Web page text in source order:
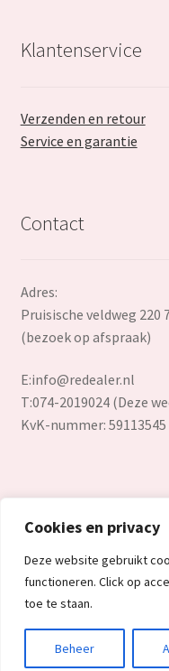
Cookies en privacy
Deze website gebruikt
functioneren. Click op
toe te staan.
Beheer
Klantenservice
Verzenden en retour
Service en garantie
Contact
Adres:
Pruisische veldweg 220
(bezoek op afspraak)
E:info@redealer.nl
T:074-2019024 (Deze
KvK-nummer: 59113545
© Redealer.nl |
overstockproducten
2026
Search
Search